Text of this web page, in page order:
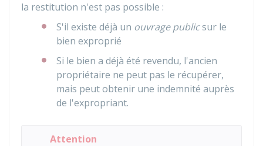
la restitution n'est pas possible :
S'il existe déjà un ouvrage publicsur le
bien exproprié
Si le bien a déjà été revendu, l'ancien
propriétaire ne peut pas le récupérer,
mais peut obtenir une indemnité auprès
de l'expropriant.
Attention